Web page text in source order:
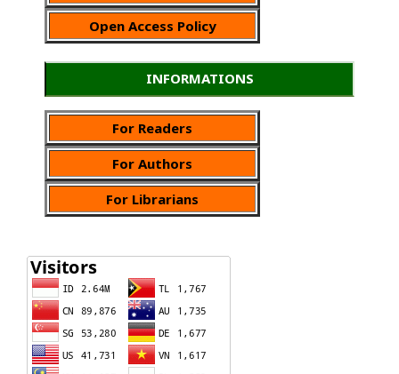
Open Access Policy
INFORMATIONS
For Readers
For Authors
For Librarians